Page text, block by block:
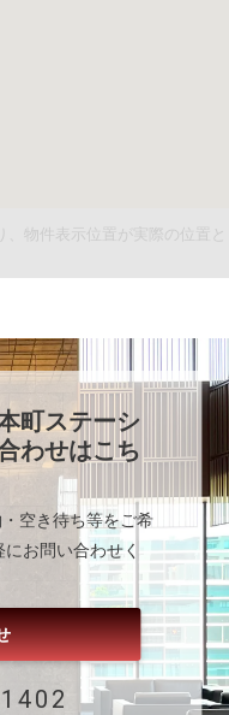
物件表示位置が実際の位置と
町ステーシ
わせはこち
空き待ち等をご希
お問い合わせく